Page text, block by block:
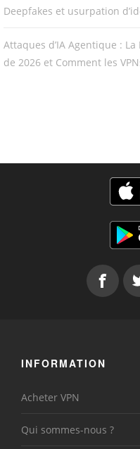
Deepfakes et usurpation
Attaques d’IA Agentique :
de 2026 et Comment les
INFORMATION
Acheter VPN
Qui sommes-nous ?